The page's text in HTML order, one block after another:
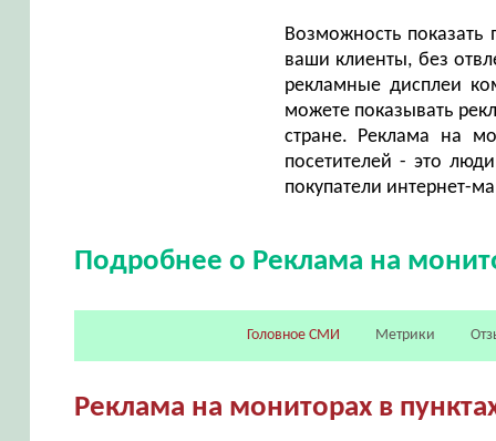
Возможность показать
ваши клиенты, без
рекламные дисплеи
можете показывать
стране. Реклама на
посетителей - это
покупатели интернет-
Подробнее о Реклама на
Головное СМИ Метрики
Реклама на мониторах в